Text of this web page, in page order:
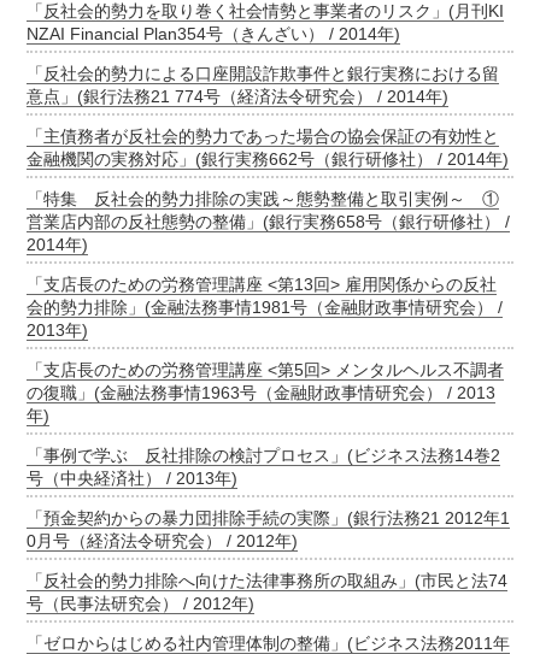
「反社会的勢力を取り巻く社会情勢と事業者のリスク」(月刊KI
NZAI Financial Plan354号（きんざい） / 2014年)
「反社会的勢力による口座開設詐欺事件と銀行実務における留
意点」(銀行法務21 774号（経済法令研究会） / 2014年)
「主債務者が反社会的勢力であった場合の協会保証の有効性と
金融機関の実務対応」(銀行実務662号（銀行研修社） / 2014年)
「特集 反社会的勢力排除の実践～態勢整備と取引実例～ ①
営業店内部の反社態勢の整備」(銀行実務658号（銀行研修社） /
2014年)
「支店長のための労務管理講座 <第13回> 雇用関係からの反社
会的勢力排除」(金融法務事情1981号（金融財政事情研究会） /
2013年)
「支店長のための労務管理講座 <第5回> メンタルヘルス不調者
の復職」(金融法務事情1963号（金融財政事情研究会） / 2013
年)
「事例で学ぶ 反社排除の検討プロセス」(ビジネス法務14巻2
号（中央経済社） / 2013年)
「預金契約からの暴力団排除手続の実際」(銀行法務21 2012年1
0月号（経済法令研究会） / 2012年)
「反社会的勢力排除へ向けた法律事務所の取組み」(市民と法74
号（民事法研究会） / 2012年)
「ゼロからはじめる社内管理体制の整備」(ビジネス法務2011年